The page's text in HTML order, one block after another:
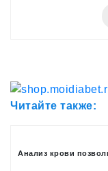
Читайте также:
Анализ крови